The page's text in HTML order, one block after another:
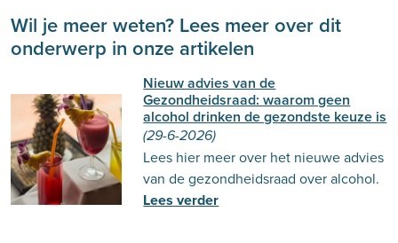
Wil je meer weten? Lees meer over dit
onderwerp in onze artikelen
Nieuw advies van de
Gezondheidsraad: waarom geen
alcohol drinken de gezondste keuze is
(29-6-2026)
Lees hier meer over het nieuwe advies
van de gezondheidsraad over alcohol.
Lees verder